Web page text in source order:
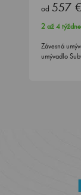
od 557 €
2 až 4 týždne
Závesná
umývadlo